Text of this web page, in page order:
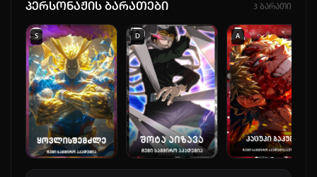
პერსონაჟის ბარათები 3 ბარათი
S D A